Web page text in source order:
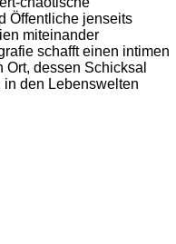
Öffentliche jenseits
miteinander
schafft einen intimen
dessen Schicksal
den Lebenswelten